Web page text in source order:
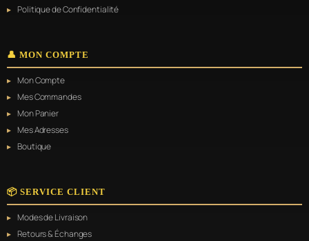
Politique de Confidentialité
👤 MON COMPTE
Mon Compte
Mes Commandes
Mon Panier
Mes Adresses
Boutique
📦 SERVICE CLIENT
Modes de Livraison
Retours & Échanges